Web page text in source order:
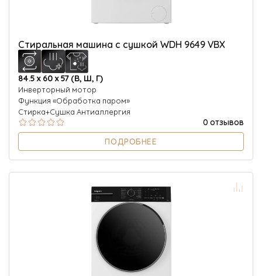
Стиральная машина с сушкой WDH 9649 VBX
84.5 х 60 х 57 (В, Ш, Г)
Инверторный мотор
Функция «Обработка паром»
Стирка+Сушка Антиаллергия
0 отзывов
ПОДРОБНЕЕ